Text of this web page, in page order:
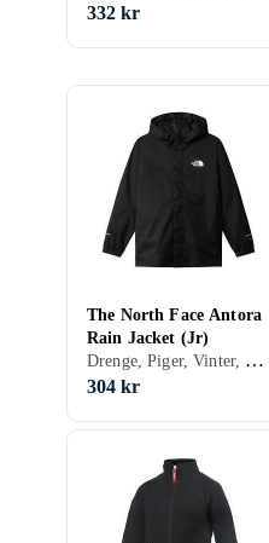
332 kr
The North Face Antora
Rain Jacket (Jr)
Drenge, Piger, Vinter, Forår/efterår, Shelljakke, Vindjakke, Fleecetrøjer, 170, 176, 152, 160, 164, 130, 140, 146, 98, 110, 116
304 kr